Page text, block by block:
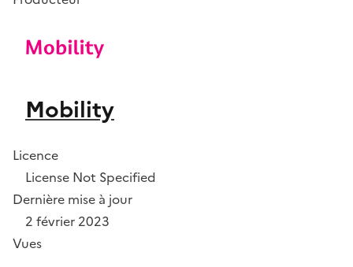
Mobility
Licence
License Not Specified
Dernière mise à jour
2 février 2023
Vues